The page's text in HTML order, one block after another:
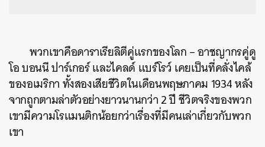
พวกเขาคือดาราเรียลิตีคู่แรกของโลก – อาชญากรคู่ดู
โอ บอนนี ปาร์เกอร์ และไคลด์ แบร์โรว์ เคยเป็นที่คลั่งไคล้
ของอเมริกา ทั้งสองเสียชีวิตในเดือนพฤษภาคม 1934 หลัง
จากถูกตามล่าตัวอย่างยาวนานกว่า 2 ปี ชีวิตจริงของพวก
เขามีความโรแมนติกน้อยกว่าเรื่องที่มีคนเล่าเกี่ยวกับพวก
เขา